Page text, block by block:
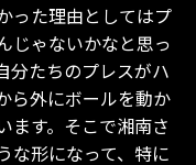
った理由としてはプ
じゃないかなと思っ
分たちのプレスがハ
ら外にボールを動か
ます。そこで湘南さ
な形になって、特に